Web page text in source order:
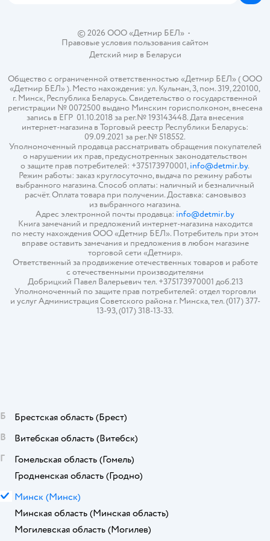
© 2026 ООО «Детмир БЕЛ»•
Правовые условия пользования сайтом
Детский мир в Беларуси
Общество с ограниченной ответственностью «Детмир БЕЛ» ( ООО
«Детмир БЕЛ» ). Место нахождения: ул. Кульман, 3, пом. 319, 220100,
г. Минск, Республика Беларусь. Свидетельство о государственной
регистрации № 0072500 выдано Минским горисполкомом, внесена
запись в ЕГР 01.10.2018 за рег.№ 193143448. Дата внесения
интернет-магазина в Торговый реестр Республики Беларусь:
09.09.2021 за рег.№ 518552.
Уполномоченный продавца рассматривать обращения покупателей
о нарушении их прав, предусмотренных законодательством
о защите прав потребителей: +375173970001,info@detmir.by.
Режим работы: заказ круглосуточно, выдача по режиму работы
выбранного магазина. Способ оплаты: наличный и безналичный
расчёт. Оплата товара при получении. Доставка: самовывоз
из выбранного магазина.
Адрес электронной почты продавца: info@detmir.by
Книга замечаний и предложений интернет-магазина находится
по месту нахождения ООО «Детмир БЕЛ». Потребитель при этом
вправе оставить замечания и предложения в любом магазине
торговой сети «Детмир».
Ответственный за продвижение отечественных товаров и работе
с отечественными производителями
Добрицкий Павел Валерьевич тел. +375173970001 доб.213
Уполномоченный по защите прав потребителей: отдел торговли
и услуг Администрация Советского района г. Минска, тел. (017) 377-
13-93, (017) 318-13-33.
Б Брестская область (Брест)
В
Витебская область (Витебск)
Г
Гомельская область (Гомель)
Гродненская область (Гродно)
М Минск (Минск)
Минская область (Минская область)
Могилевская область (Могилев)